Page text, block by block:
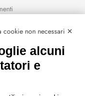
cookie non necessari ✕
alcuni
e